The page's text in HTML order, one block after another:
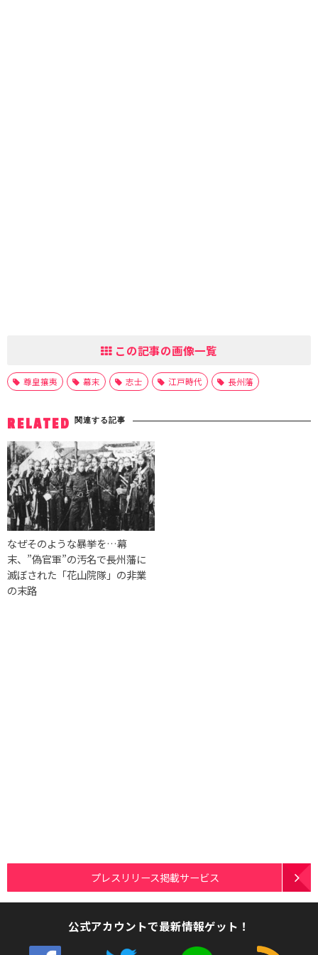
この記事の画像一覧
尊皇攘夷 幕末 志士 江戸時代 長州藩
RELATED 関連する記事
なぜそのような暴挙を…幕
末、”偽官軍”の汚名で長州藩に
滅ぼされた「花山院隊」の非業
の末路
プレスリリース掲載サービス
公式アカウントで最新情報ゲット！